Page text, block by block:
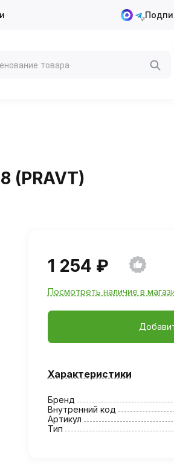
(PRAVT)
1 254 ₽
Посмотреть наличие в
Характеристики
Бренд
Внутренний код
Артикул
Тип